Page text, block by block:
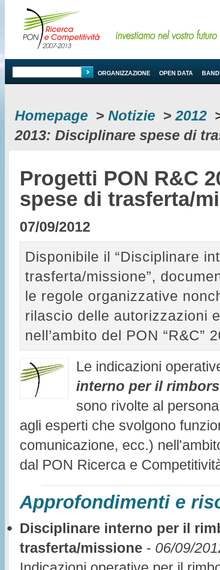
PROGRAMMA ORGANIZZAZIONE OPEN DATA
Homepage > Notizie >2012
2013: Disciplinare spese di
Progetti PON R&C
spese di trasferta/
07/09/2012
Disponibile il “Disciplinare
trasferta/missione”,
le regole organizzative
rilascio delle autorizzazioni
nell’ambito del PON “R&C”
Le indicazioni
interno per il
sono rivolte al
agli esperti che svolgono
comunicazione, ecc.)
dal PON Ricerca e
Approfondimenti e
Disciplinare interno per il
trasferta/missione - 06/09/